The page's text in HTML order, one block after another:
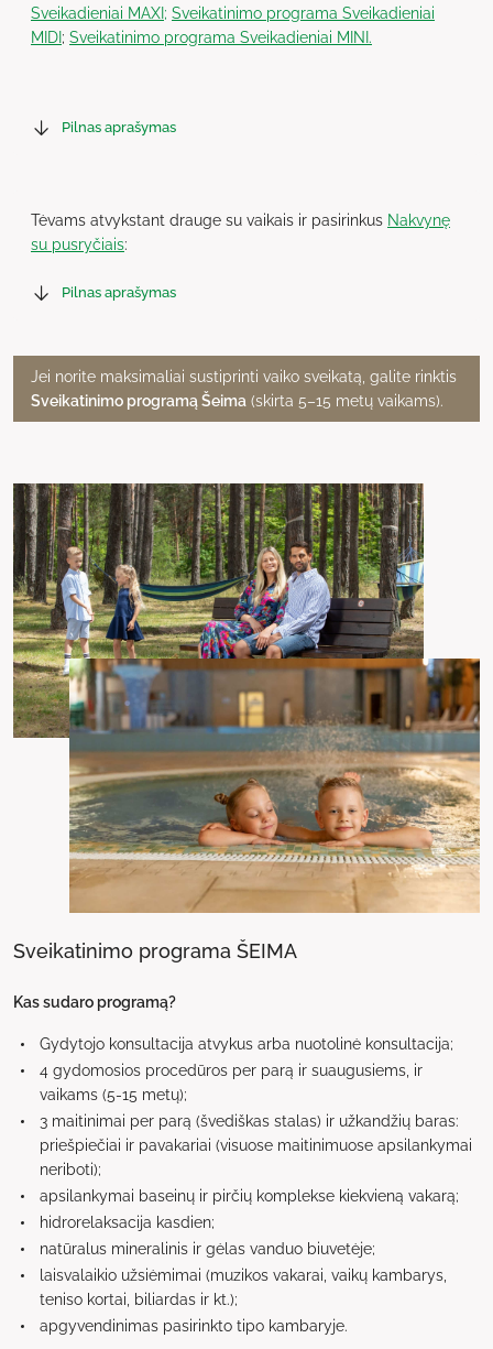
Sveikadieniai MAXI; Sveikatinimo programa Sveikadieniai
MIDI ; Sveikatinimo programa Sveikadieniai MINI.
Pilnas aprašymas
Tėvams atvykstant drauge su vaikais ir pasirinkus Nakvynę
su pusryčiais:
Pilnas aprašymas
Jei norite maksimaliai sustiprinti vaiko sveikatą, galite rinktis
Sveikatinimo programą Šeima (skirta 5–15 metų vaikams).
Sveikatinimo programa ŠEIMA
Kas sudaro programą?
Gydytojo konsultacija atvykus arba nuotolinė konsultacija;
4 gydomosios procedūros per parą ir suaugusiems, ir
vaikams (5-15 metų);
3 maitinimai per parą (švediškas stalas) ir užkandžių baras:
priešpiečiai ir pavakariai (visuose maitinimuose apsilankymai
neriboti);
apsilankymai baseinų ir pirčių komplekse kiekvieną vakarą;
hidrorelaksacija kasdien;
natūralus mineralinis ir gėlas vanduo biuvetėje;
laisvalaikio užsiėmimai (muzikos vakarai, vaikų kambarys,
teniso kortai, biliardas ir kt.);
apgyvendinimas pasirinkto tipo kambaryje.